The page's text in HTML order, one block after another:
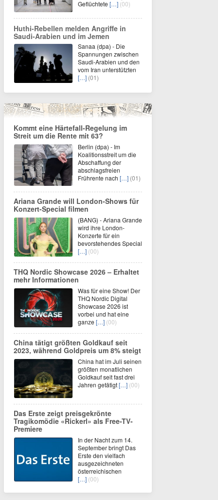
Geflüchtete […] (00)
Huthi-Rebellen melden Angriffe in
Saudi-Arabien und im Jemen
Sanaa (dpa) - Die
Spannungen zwischen
Saudi-Arabien und den
vom Iran unterstützten
[…] (01)
Kommt eine Härtefall-Regelung im
Streit um die Rente mit 63?
Berlin (dpa) - Im
Koalitionsstreit um die
Abschaffung der
abschlagsfreien
Frührente nach […] (01)
Ariana Grande will London-Shows für
Konzert-Special filmen
(BANG) - Ariana Grande
wird ihre London-
Konzerte für ein
bevorstehendes Special
[…] (00)
THQ Nordic Showcase 2026 – Erhaltet
mehr Informationen
Was für eine Show! Der
THQ Nordic Digital
Showcase 2026 ist
vorbei und hat eine
ganze […] (00)
China tätigt größten Goldkauf seit
2023, während Goldpreis um 8% steigt
China hat im Juli seinen
größten monatlichen
Goldkauf seit fast drei
Jahren getätigt[…] (00)
Das Erste zeigt preisgekrönte
Tragikomödie «Rickerl» als Free-TV-
Premiere
In der Nacht zum 14.
September bringt Das
Erste den vielfach
ausgezeichneten
österreichischen
[…] (00)